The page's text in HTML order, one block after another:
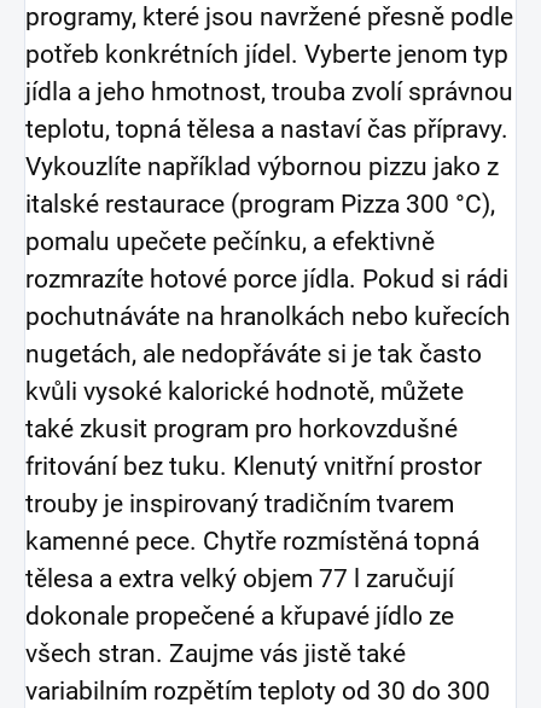
programy, které jsou navržené přesně podle
potřeb konkrétních jídel. Vyberte jenom typ
jídla a jeho hmotnost, trouba zvolí správnou
teplotu, topná tělesa a nastaví čas přípravy.
Vykouzlíte například výbornou pizzu jako z
italské restaurace (program Pizza 300 °C),
pomalu upečete pečínku, a efektivně
rozmrazíte hotové porce jídla. Pokud si rádi
pochutnáváte na hranolkách nebo kuřecích
nugetách, ale nedopřáváte si je tak často
kvůli vysoké kalorické hodnotě, můžete
také zkusit program pro horkovzdušné
fritování bez tuku. Klenutý vnitřní prostor
trouby je inspirovaný tradičním tvarem
kamenné pece. Chytře rozmístěná topná
tělesa a extra velký objem 77 l zaručují
dokonale propečené a křupavé jídlo ze
všech stran. Zaujme vás jistě také
variabilním rozpětím teploty od 30 do 300